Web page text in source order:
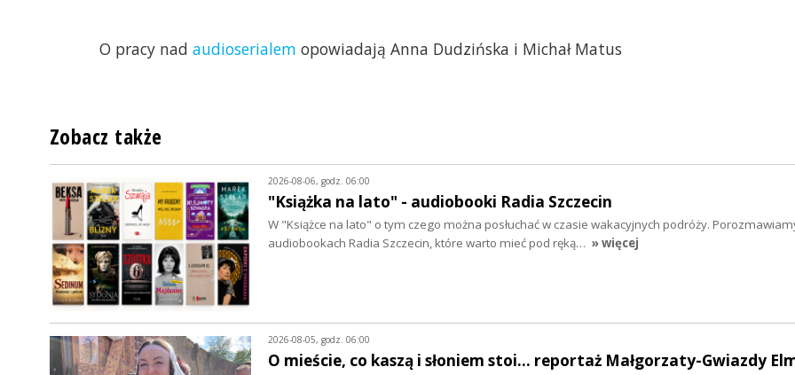
O pracy nad audioserialem opowiadają Anna Dudzińska i Michał Matus
Zobacz także
2026-08-06, godz. 06:00
"Książka na lato" - audiobooki Radia Szczecin
W "Książce na lato" o tym czego można posłuchać w czasie wakacyjnych podróży.
audiobookach Radia Szczecin, które warto mieć pod ręką… » więcej
2026-08-05, godz. 06:00
O mieście, co kaszą i słoniem stoi... reportaż Małgorzaty-Gwiazdy